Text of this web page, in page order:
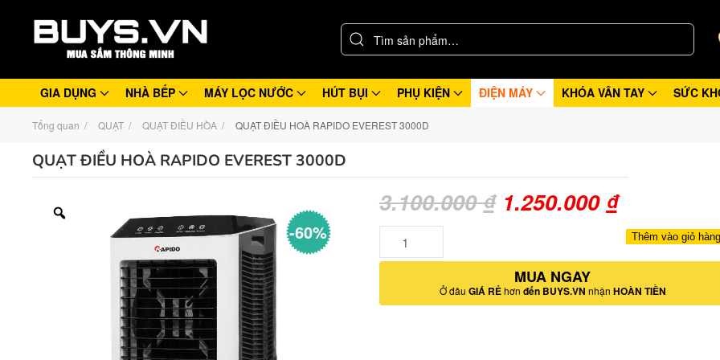
GIA DỤNG NHÀ BẾP MÁY LỌC NƯỚC HÚT BỤI PHỤ KIỆN ĐIỆN MÁY KHÓA VÂN TAY SỨC
Tổng quan QUẠT QUẠT ĐIỀU HÒA QUẠT ĐIỀU HOÀ RAPIDO EVEREST 3000D
QUẠT ĐIỀU HOÀ RAPIDO EVEREST 3000D
-60%
3.100.000₫ Giá
là:
3.100.000 ₫.
1.250.000 ₫Giá
hiện
tại
là:
lượng
Thêm vào giỏ hàng
MUA NGAY
Ở đâu GIÁ RẺhơn đến BUYS.VN nhận HOÀN TIỀN